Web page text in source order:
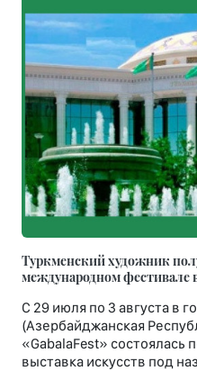
Туркменский художник
международном фестивале
С 29 июля по 3 августа в
(Азербайджанская
«GabalaFest» состоялась
выставка искусств под